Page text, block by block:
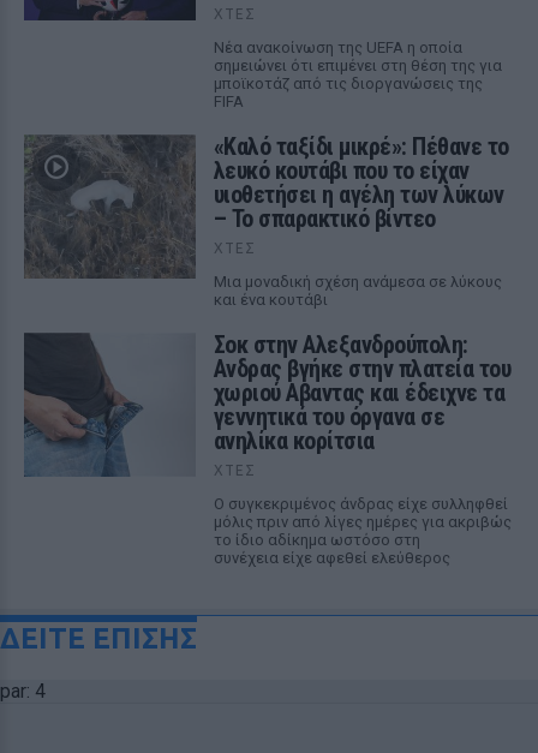
ΧΤΕΣ
Νέα ανακοίνωση της UEFA η οποία
σημειώνει ότι επιμένει στη θέση της για
μποϊκοτάζ από τις διοργανώσεις της
FIFA
«Καλό ταξίδι μικρέ»: Πέθανε το
λευκό κουτάβι που το είχαν
υιοθετήσει η αγέλη των λύκων
– Το σπαρακτικό βίντεο
ΧΤΕΣ
Μια μοναδική σχέση ανάμεσα σε λύκους
και ένα κουτάβι
Σοκ στην Αλεξανδρούπολη:
Ανδρας βγήκε στην πλατεία του
χωριού Αβαντας και έδειχνε τα
γεννητικά του όργανα σε
ανηλίκα κορίτσια
ΧΤΕΣ
Ο συγκεκριμένος άνδρας είχε συλληφθεί
μόλις πριν από λίγες ημέρες για ακριβώς
το ίδιο αδίκημα ωστόσο στη
συνέχεια είχε αφεθεί ελεύθερος
ΔΕΙΤΕ ΕΠΙΣΗΣ
par: 4